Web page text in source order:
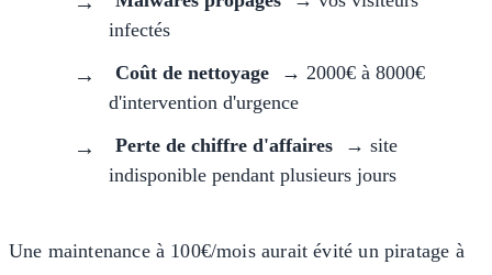
infectés
Coût de nettoyage
→ 2000€ à 8000€
d'intervention d'urgence
Perte de chiffre d'affaires
→ site
indisponible pendant plusieurs jours
Une maintenance à 100€/mois aurait évité un piratage à